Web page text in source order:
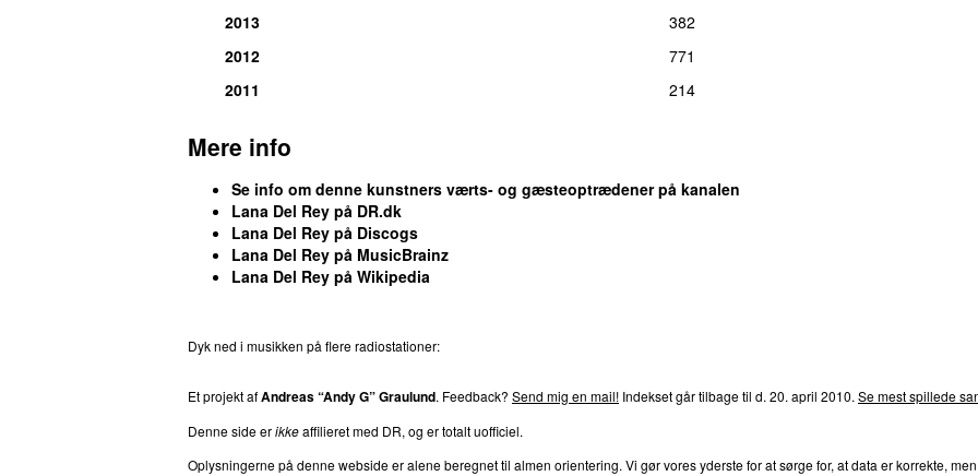
2013
382
2012
771
2011
214
Mere info
Se info om denne kunstners værts- og gæsteoptrædener på kanalen
Lana Del Rey på DR.dk
Lana Del Rey på Discogs
Lana Del Rey på MusicBrainz
Lana Del Rey på Wikipedia
Dyk ned i musikken på flere radiostationer:
Et projekt afAndreas “Andy G” Graulund. Feedback? Send mig en mail! Indekset går tilbage til d. 20. april 2010. Se mest spillede
Denne side erikkeaffilieret med DR, og er totalt uofficiel.
Oplysningerne på denne webside er alene beregnet til almen orientering. Vi gør vores yderste for at sørge for, at data er korrekte,